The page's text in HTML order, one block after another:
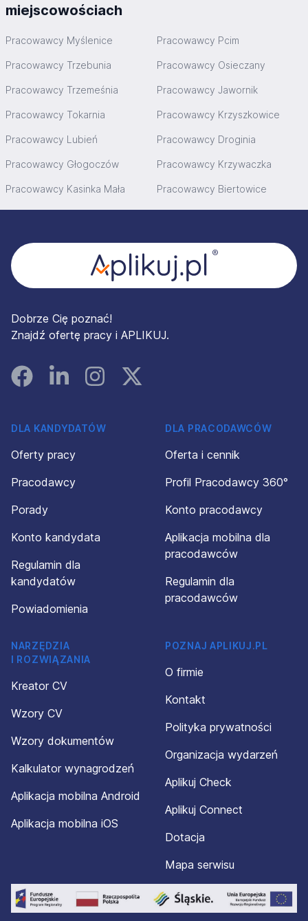
miejscowościach
Pracowawcy Myślenice Pracowawcy Pcim
Pracowawcy Trzebunia Pracowawcy Osieczany
Pracowawcy Trzemeśnia Pracowawcy Jawornik
Pracowawcy Tokarnia Pracowawcy Krzyszkowice
Pracowawcy Lubień Pracowawcy Droginia
Pracowawcy Głogoczów Pracowawcy Krzywaczka
Pracowawcy Kasinka Mała Pracowawcy Biertowice
Dobrze Cię poznać!
Znajdź ofertę pracy i APLIKUJ.
FacebookLinked InInstagramInstagram
DLA KANDYDATÓW
Oferty pracy
Pracodawcy
Porady
Konto kandydata
Regulamin dla
kandydatów
Powiadomienia
DLA PRACODAWCÓW
Oferta i cennik
Profil Pracodawcy 360°
Konto pracodawcy
Aplikacja mobilna dla
pracodawców
Regulamin dla
pracodawców
NARZĘDZIA
I ROZWIĄZANIA
Kreator CV
Wzory CV
Wzory dokumentów
Kalkulator wynagrodzeń
Aplikacja mobilna Android
Aplikacja mobilna iOS
POZNAJ APLIKUJ.PL
O firmie
Kontakt
Polityka prywatności
Organizacja wydarzeń
Aplikuj Check
Aplikuj Connect
Dotacja
Mapa serwisu